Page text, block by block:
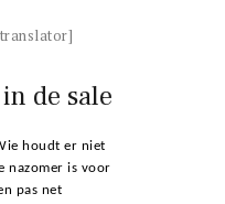
de sale
houdt er niet
nazomer is voor
pas net